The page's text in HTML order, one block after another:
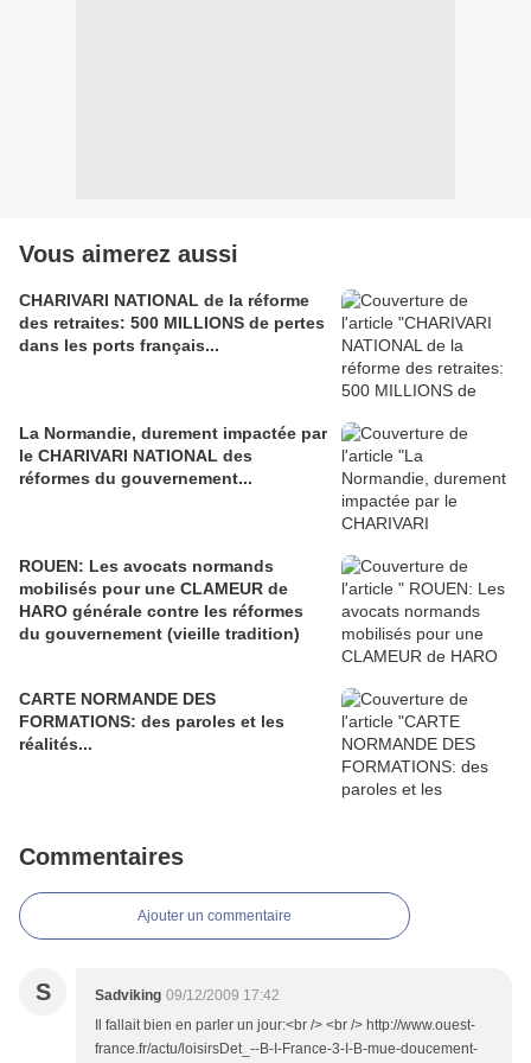
Vous aimerez aussi
CHARIVARI NATIONAL de la réforme
des retraites: 500 MILLIONS de pertes
dans les ports français...
La Normandie, durement impactée par
le CHARIVARI NATIONAL des
réformes du gouvernement...
ROUEN: Les avocats normands
mobilisés pour une CLAMEUR de
HARO générale contre les réformes
du gouvernement (vieille tradition)
CARTE NORMANDE DES
FORMATIONS: des paroles et les
réalités...
Commentaires
Ajouter un commentaire
S Sadviking 09/12/2009 17:42
Il fallait bien en parler un jour:<br /> <br /> http://www.ouest-
france.fr/actu/loisirsDet_--B-I-France-3-I-B-mue-doucement-